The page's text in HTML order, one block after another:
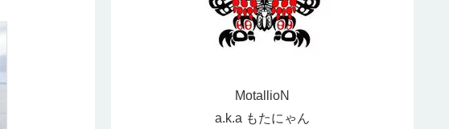
MotallioN
a.k.a もたにゃん